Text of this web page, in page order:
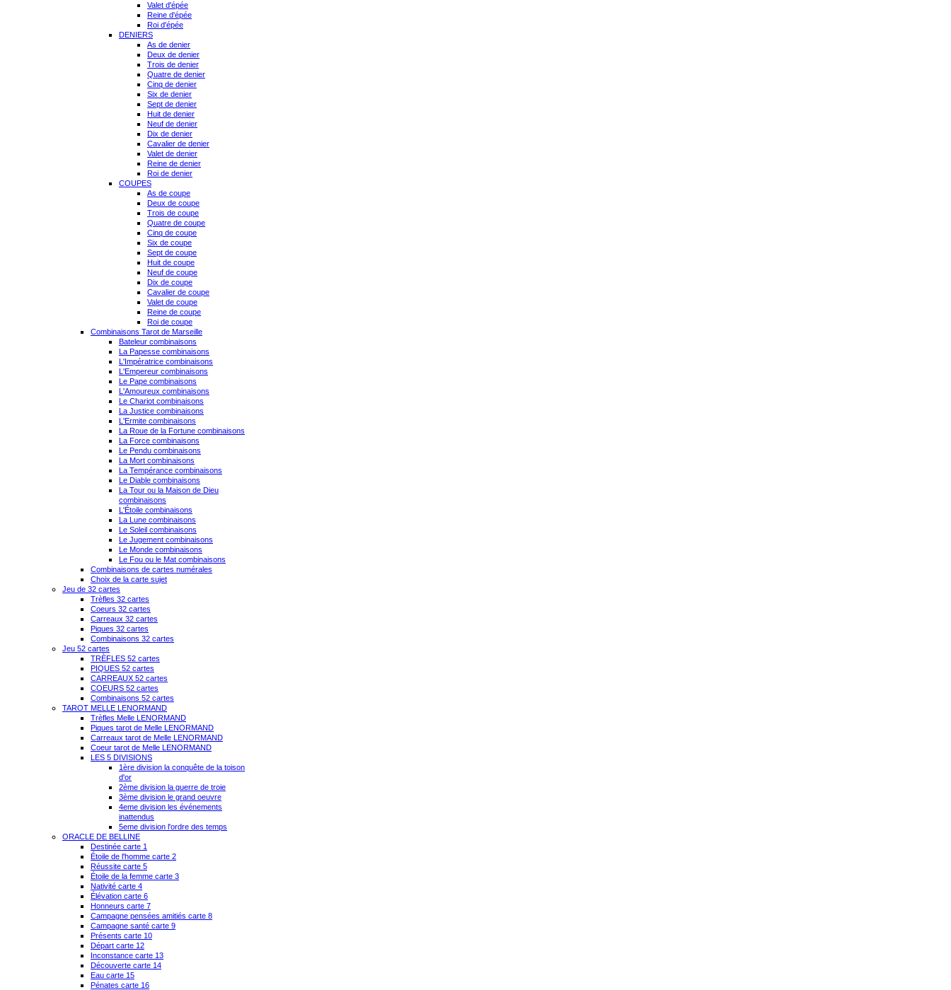
Valet d'épée
Reine d'épée
Roi d'épée
DENIERS
As de denier
Deux de denier
Trois de denier
Quatre de denier
Cinq de denier
Six de denier
Sept de denier
Huit de denier
Neuf de denier
Dix de denier
Cavalier de denier
Valet de denier
Reine de denier
Roi de denier
COUPES
As de coupe
Deux de coupe
Trois de coupe
Quatre de coupe
Cinq de coupe
Six de coupe
Sept de coupe
Huit de coupe
Neuf de coupe
Dix de coupe
Cavalier de coupe
Valet de coupe
Reine de coupe
Roi de coupe
Combinaisons Tarot de Marseille
Bateleur combinaisons
La Papesse combinaisons
L'Impératrice combinaisons
L'Empereur combinaisons
Le Pape combinaisons
L'Amoureux combinaisons
Le Chariot combinaisons
La Justice combinaisons
L'Ermite combinaisons
La Roue de la Fortune combinaisons
La Force combinaisons
Le Pendu combinaisons
La Mort combinaisons
La Tempérance combinaisons
Le Diable combinaisons
La Tour ou la Maison de Dieu
combinaisons
L'Étoile combinaisons
La Lune combinaisons
Le Soleil combinaisons
Le Jugement combinaisons
Le Monde combinaisons
Le Fou ou le Mat combinaisons
Combinaisons de cartes numérales
Choix de la carte sujet
Jeu de 32 cartes
Trèfles 32 cartes
Coeurs 32 cartes
Carreaux 32 cartes
Piques 32 cartes
Combinaisons 32 cartes
Jeu 52 cartes
TRÈFLES 52 cartes
PIQUES 52 cartes
CARREAUX 52 cartes
COEURS 52 cartes
Combinaisons 52 cartes
TAROT MELLE LENORMAND
Trèfles Melle LENORMAND
Piques tarot de Melle LENORMAND
Carreaux tarot de Melle LENORMAND
Coeur tarot de Melle LENORMAND
LES 5 DIVISIONS
1ère division la conquête de la toison
d'or
2ème division la guerre de troie
3ème division le grand oeuvre
4eme division les événements
inattendus
5eme division l'ordre des temps
ORACLE DE BELLINE
Destinée carte 1
Étoile de l'homme carte 2
Réussite carte 5
Étoile de la femme carte 3
Nativité carte 4
Élévation carte 6
Honneurs carte 7
Campagne pensées amitiés carte 8
Campagne santé carte 9
Présents carte 10
Départ carte 12
Inconstance carte 13
Découverte carte 14
Eau carte 15
Pénates carte 16